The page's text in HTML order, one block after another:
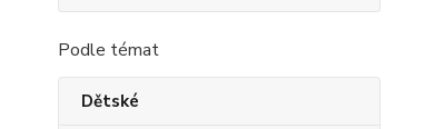
Podle témat
Dětské